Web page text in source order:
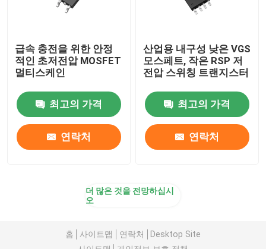
급속 충전을 위한 안정
적인 초저전압 MOSFET
멀티스케인
최고의 가격
연락처
산업용 내구성 낮은 VGS
모스페트, 작은 RSP 저
전압 스위칭 트랜지스터
최고의 가격
연락처
더 많은 것을 전망하십시
오
홈 사이트맵 연락처
Desktop Site